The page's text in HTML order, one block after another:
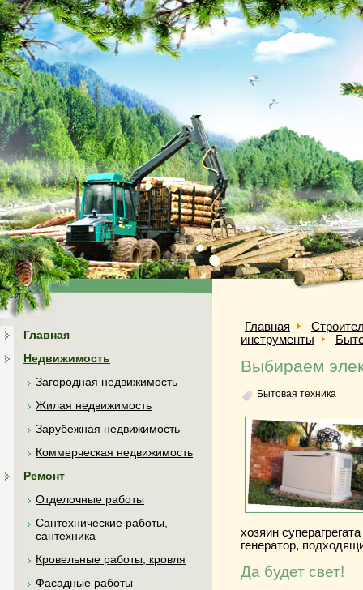
Главная
Недвижимость
Загородная недвижимость
Жилая недвижимость
Зарубежная недвижимость
Коммерческая недвижимость
Ремонт
Отделочные работы
Сантехнические работы,
сантехника
Кровельные работы, кровля
Фасадные работы
Главная
инструменты
Выбираем
Бытовая техника
хозяин
генератор,
Да будет свет!